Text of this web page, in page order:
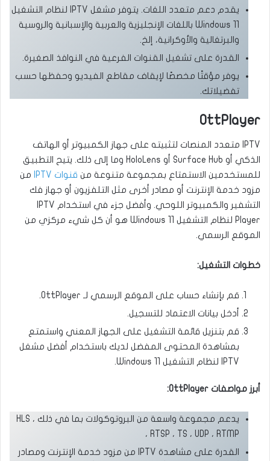
يقدم دعم متعدد اللغات. يتوفر مشغل IPTV لنظام التشغيل
Windows 11 باللغات الإنجليزية والعربية والإسبانية والروسية
والبرتغالية والأوكرانية، إلخ.
القدرة على تشغيل القنوات الفرعية في النوافذ الصغيرة.
يوفر مؤقتًا مخصصًا لإيقاف مقاطع الفيديو وحفظها حسب
تفضيلاتك.
OttPlayer
IPTV متعدد المنصات لتثبيته على جهاز الكمبيوتر أو الهاتف
الذكي أو Surface Hub أو HoloLens وما إلى ذلك. يتيح التطبيق
للمستخدمين الاستمتاع بمجموعة متنوعة من قنوات IPTV
من
مزود خدمة الإنترنت أو مصادر أخرى مثل التلفزيون أو جهاز فك
التشفير والكمبيوتر اللوحي. وأفضل جزء في استخدام IPTV
Player لنظام التشغيل Windows 11 هو أن كل شيء مركزي من
الموقع الرسمي.
خطوات التشغيل:
قم بإنشاء حساب على الموقع الرسمي لـ OttPlayer.
أدخل بيانات الاعتماد للتسجيل.
قم بتنزيل قائمة التشغيل على الجهاز المعني واستمتع
بمشاهدة المحتوى المفضل لديك باستخدام أفضل مشغل
IPTV لنظام التشغيل Windows 11.
أبرز مواصفات OttPlayer:
يدعم مجموعة واسعة من البروتوكولات بما في ذلك HLS ،
RTSP ، TS ، UDP ، RTMP ،
القدرة على مشاهدة IPTV من مزود خدمة الإنترنت ومصادر